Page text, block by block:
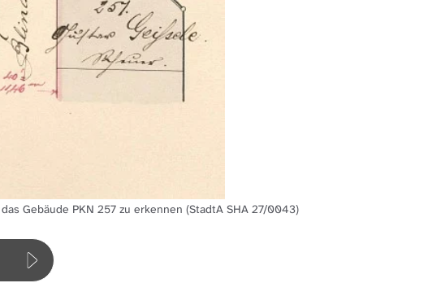
Gebäude PKN 257 zu erkennen (StadtA SHA 27/0043)